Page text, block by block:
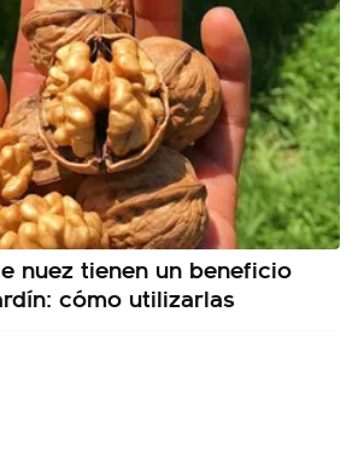
nuez tienen un beneficio
cómo utilizarlas